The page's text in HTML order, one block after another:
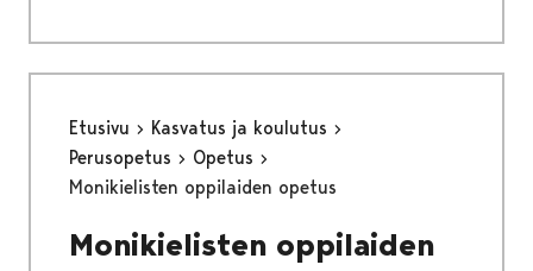
Etusivu
Kasvatus ja koulutus
Perusopetus
Opetus
Monikielisten oppilaiden opetus
Monikielisten oppilaiden